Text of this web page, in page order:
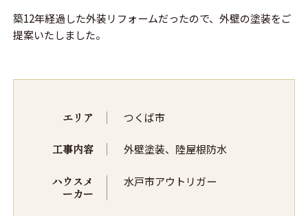
築12年経過した外装リフォームだったので、外壁の塗装をご
提案いたしました。
エリア つくば市
工事内容 外壁塗装、陸屋根防水
ハウスメ
ーカー
水戸市アウトリガー